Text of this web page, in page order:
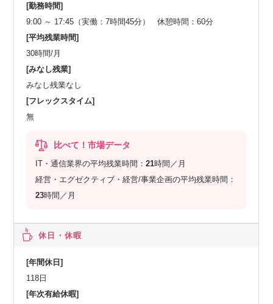
[勤務時間]
9:00 ～ 17:45（実働：7時間45分） 休憩時間：60分
[平均残業時間]
30時間/月
[みなし残業]
みなし残業なし
[フレックスタイム]
無
比べて！市場データ
IT・通信業界の平均残業時間：21時間／月
経営・エグゼクティブ・経営/事業企画の平均残業時間：
23時間／月
休日・休暇
[年間休日]
118日
[年次有給休暇]